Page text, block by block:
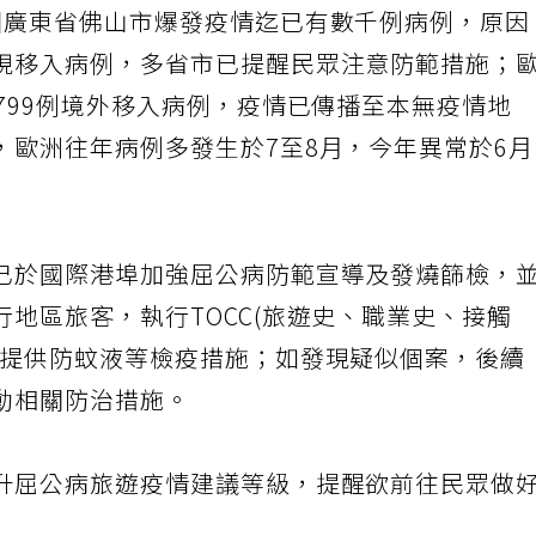
東省佛山市爆發疫情迄已有數千例病例，原因
移入病例，多省市已提醒民眾注意防範措施；
例境外移入病例，疫情已傳播至本無疫情地
歐洲往年病例多發生於7至8月，今年異常於6
於國際港埠加強屈公病防範宣導及發燒篩檢，
區旅客，執行TOCC(旅遊史、職業史、接觸
供防蚊液等檢疫措施；如發現疑似個案，後續
關防治措施。
屈公病旅遊疫情建議等級，提醒欲前往民眾做